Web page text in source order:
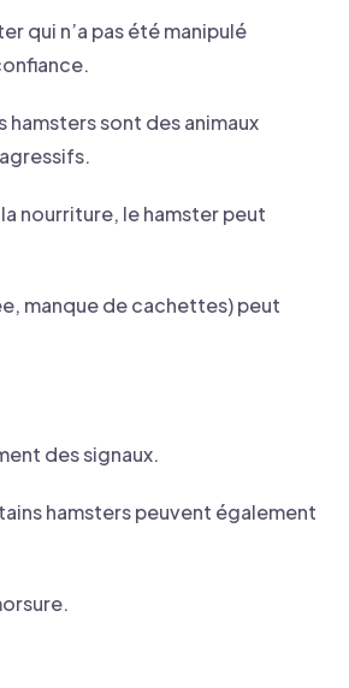
qui n’a pas été manipulé
sont des animaux
nourriture, le hamster peut
manque de cachettes) peut
des signaux.
hamsters peuvent également